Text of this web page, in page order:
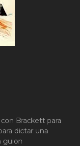
Brackett para
dictar una
guion